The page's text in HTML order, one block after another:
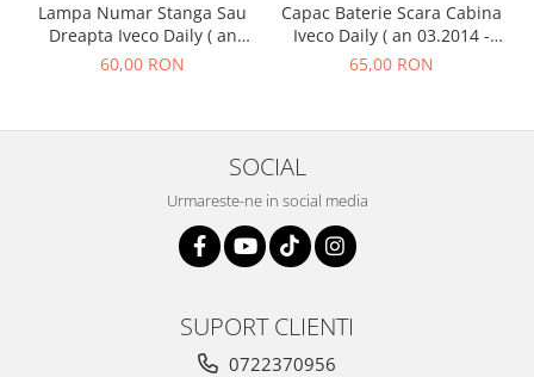
Lampa Numar Stanga Sau
Dreapta Iveco Daily ( an
01.1990 - 01.2019 )
60,00 RON
Capac Baterie Scara Cabina
Iveco Daily ( an 03.2014 -
01.2019 )
65,00 RON
SOCIAL
Urmareste-ne in social media
SUPORT CLIENTI
0722370956